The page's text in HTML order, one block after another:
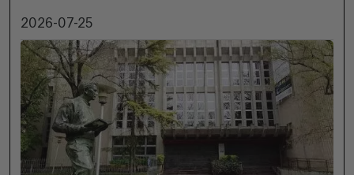
2026-07-25